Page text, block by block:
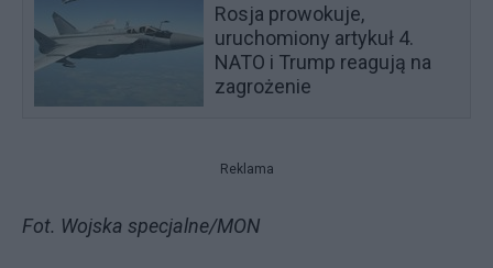
Rosja prowokuje,
uruchomiony artykuł 4.
NATO i Trump reagują na
zagrożenie
Reklama
Fot. Wojska specjalne/MON